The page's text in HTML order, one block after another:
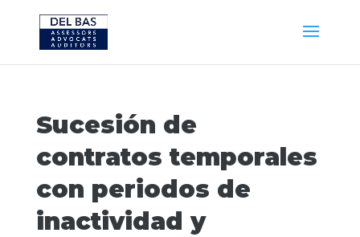
Sucesión de
contratos temporales
con periodos de
inactividad y